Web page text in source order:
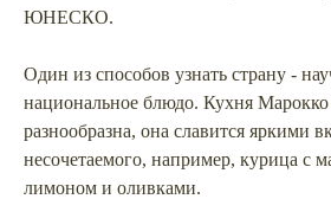
ЮНЕСКО.
Один из способов узнать страну -
национальное блюдо. Кухня Марокко
разнообразна, она славится яркими
несочетаемого, например, курица с
лимоном и оливками.